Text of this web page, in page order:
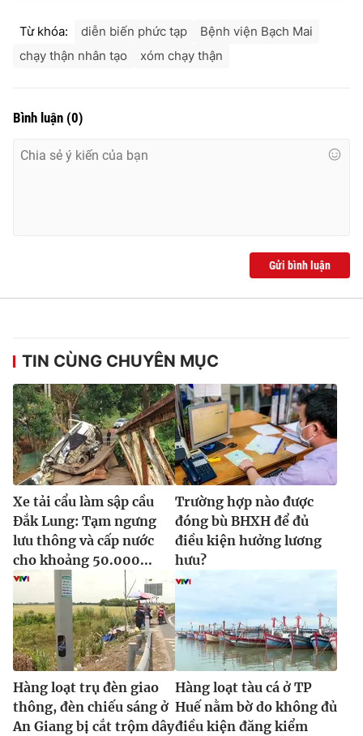
Từ khóa: diễn biến phức tạp
Bệnh viện Bạch Mai
chạy thận nhân tạo
xóm chạy thận
Bình luận (0)
Gửi bình luận
TIN CÙNG CHUYÊN MỤC
Xe tải cẩu làm sập cầu
Đắk Lung: Tạm ngưng
lưu thông và cấp nước
cho khoảng 50.000...
Trường hợp nào được
đóng bù BHXH để đủ
điều kiện hưởng lương
hưu?
Hàng loạt trụ đèn giao
thông, đèn chiếu sáng ở
An Giang bị cắt trộm dây
Hàng loạt tàu cá ở TP
Huế nằm bờ do không đủ
điều kiện đăng kiểm